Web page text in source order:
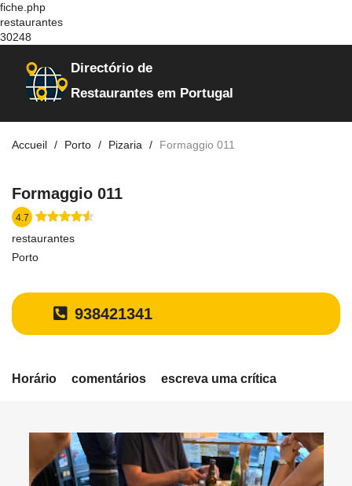
fiche.php
restaurantes
30248
Directório de
Restaurantes em Portugal
Accueil Porto Pizaria Formaggio 011
Formaggio 011
4.7
restaurantes
Porto
938421341
Horário comentários escreva uma crítica